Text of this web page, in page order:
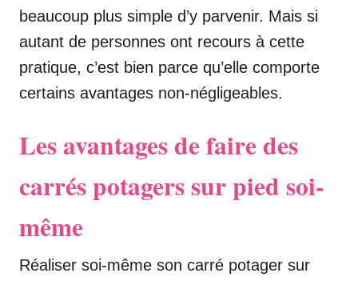
beaucoup plus simple d’y parvenir. Mais si
autant de personnes ont recours à cette
pratique, c’est bien parce qu’elle comporte
certains avantages non-négligeables.
Les avantages de faire des
carrés potagers sur pied soi-
même
Réaliser soi-même son carré potager sur